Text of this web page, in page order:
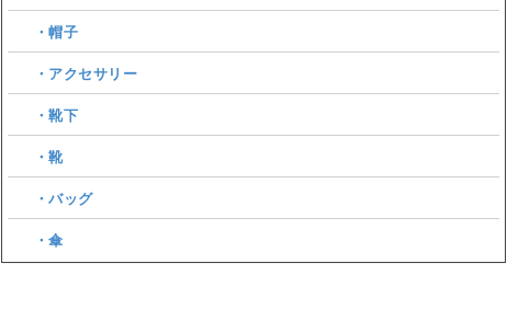
・帽子
・アクセサリー
・靴下
・靴
・バッグ
・傘